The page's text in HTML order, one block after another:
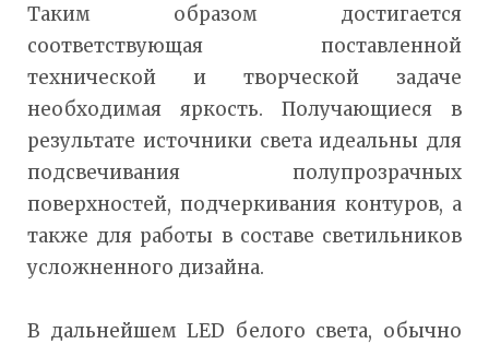
Таким образом достигается
соответствующая поставленной
технической и творческой задаче
необходимая яркость. Получающиеся в
результате источники света идеальны для
подсвечивания полупрозрачных
поверхностей, подчеркивания контуров, а
также для работы в составе светильников
усложненного дизайна.
В дальнейшем LED белого света, обычно